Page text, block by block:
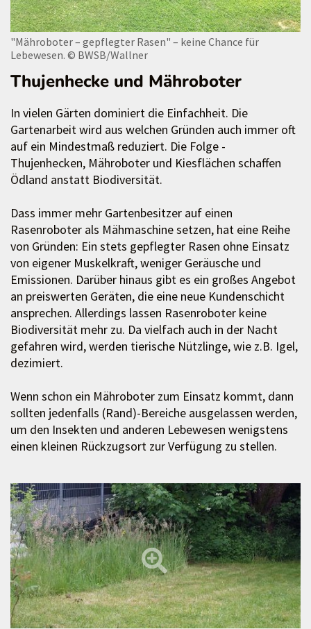
"Mähroboter – gepflegter Rasen" – keine Chance für
Lebewesen. © BWSB/Wallner
Thujenhecke und Mähroboter
In vielen Gärten dominiert die Einfachheit. Die
Gartenarbeit wird aus welchen Gründen auch immer oft
auf ein Mindestmaß reduziert. Die Folge -
Thujenhecken, Mähroboter und Kiesflächen schaffen
Ödland anstatt Biodiversität.
Dass immer mehr Gartenbesitzer auf einen
Rasenroboter als Mähmaschine setzen, hat eine Reihe
von Gründen: Ein stets gepflegter Rasen ohne Einsatz
von eigener Muskelkraft, weniger Geräusche und
Emissionen. Darüber hinaus gibt es ein großes Angebot
an preiswerten Geräten, die eine neue Kundenschicht
ansprechen. Allerdings lassen Rasenroboter keine
Biodiversität mehr zu. Da vielfach auch in der Nacht
gefahren wird, werden tierische Nützlinge, wie z.B. Igel,
dezimiert.
Wenn schon ein Mähroboter zum Einsatz kommt, dann
sollten jedenfalls (Rand)-Bereiche ausgelassen werden,
um den Insekten und anderen Lebewesen wenigstens
einen kleinen Rückzugsort zur Verfügung zu stellen.